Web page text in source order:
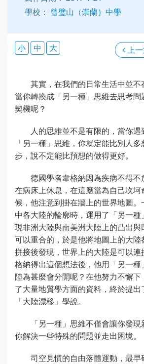
學校： 曾璧山（崇蘭）中學
上
小 中 大
其實，在我們的日常生活中並不
當你轉換成「另一種」思維去思考
契機呢？
人的思維並不是有限的，當你
「另一種」思維，你就定能比別人
步，說不定能比預想的做得更好。
德國學者韋格納因為疾病不得
在病床上休息，在這應當為自己坎
候，他注意到掛在牆上的世界地圖
中各大陸的輪廓時，運用了「另一
現非洲大陸與南美洲大陸上的凸出
可以重合的，於是他將地圖上的大陸
拼接後發現，世界上的大陸是可以
格納得出這個想法後，他用「另一
陸為甚麼會分開呢？在他努力不懈
了大量地質學方面的資料，終於提出
「大陸漂移」學說。
「另一種」思維不僅會讓你發
你解決一些特殊的問題並走出困境。
司空見慣的自由落體運動，最早